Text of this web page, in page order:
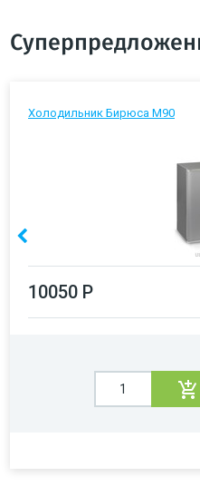
Холодильник Бирюса М90
10050 Р